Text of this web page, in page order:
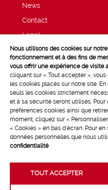
News
Contact
Legal
Privacy and cookie policy
Nous utilisons des cookies sur
fonctionnement et à des fins de
vous offrir une expérience de visite
cliquant sur « Tout accepter »,
les cookies placés sur notre site.
seuls les cookies strictement
et à sa sécurité seront utilisés.
préférences cookies ainsi que
moment, cliquez sur «
« Cookies » en bas d'écran. Pour
données personnelles que nous
confidentialité
TOUT ACCEPTER